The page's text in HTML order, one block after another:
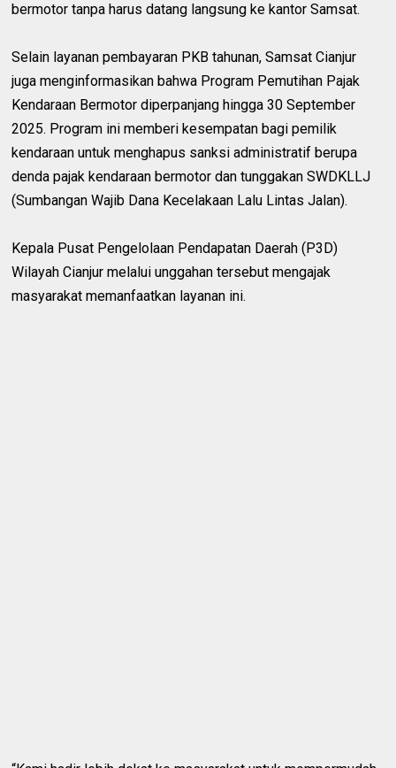
bermotor tanpa harus datang langsung ke kantor Samsat.
Selain layanan pembayaran PKB tahunan, Samsat Cianjur
juga menginformasikan bahwa Program Pemutihan Pajak
Kendaraan Bermotor diperpanjang hingga 30 September
2025. Program ini memberi kesempatan bagi pemilik
kendaraan untuk menghapus sanksi administratif berupa
denda pajak kendaraan bermotor dan tunggakan SWDKLLJ
(Sumbangan Wajib Dana Kecelakaan Lalu Lintas Jalan).
Kepala Pusat Pengelolaan Pendapatan Daerah (P3D)
Wilayah Cianjur melalui unggahan tersebut mengajak
masyarakat memanfaatkan layanan ini.